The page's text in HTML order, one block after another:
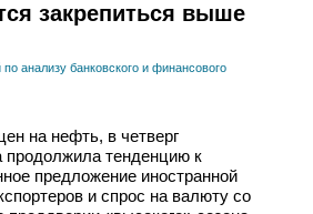
закрепиться выше
анализу банковского и финансового
на нефть, в четверг
продолжила тенденцию к
предложение иностранной
и спрос на валюту со